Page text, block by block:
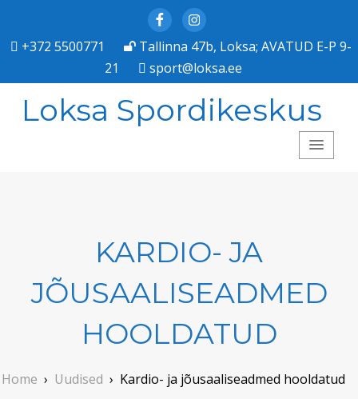
FacebookInstagram
+372 5500771
Tallinna 47b, Loksa; AVATUD E-P 9-
21
sport@loksa.ee
Loksa Spordikeskus
KARDIO- JA
JÕUSAALISEADMED
HOOLDATUD
Home › Uudised › Kardio- ja jõusaaliseadmed hooldatud